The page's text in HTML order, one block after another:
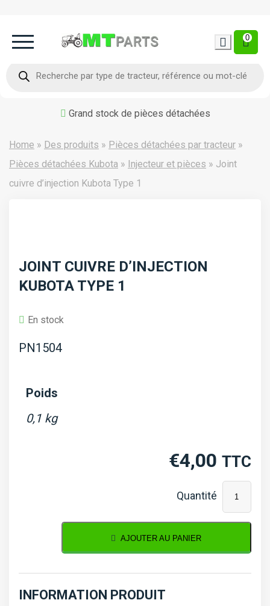
0
produits
Grand stock de pièces détachées
Home » Des produits » Pièces détachées par tracteur »
Pièces détachées Kubota » Injecteur et pièces » Joint
cuivre d’injection Kubota Type 1
JOINT CUIVRE D’INJECTION
KUBOTA TYPE 1
En stock
PN1504
Poids
0,1 kg
€4,00 TTC
de
AJOUTER AU PANIER
INFORMATION PRODUIT